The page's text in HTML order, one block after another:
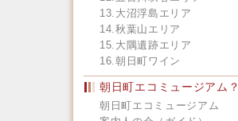
13.大沼浮島エリア
14.秋葉山エリア
15.大隅遺跡エリア
16.朝日町ワイン
朝日町エコミュージアム？
朝日町エコミュージアム